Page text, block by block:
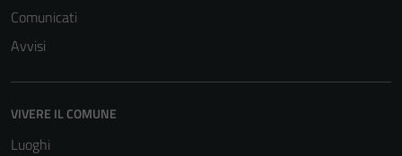
Comunicati
Avvisi
VIVERE IL COMUNE
Luoghi